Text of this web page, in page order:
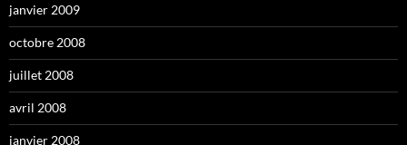
janvier 2009
octobre 2008
juillet 2008
avril 2008
janvier 2008